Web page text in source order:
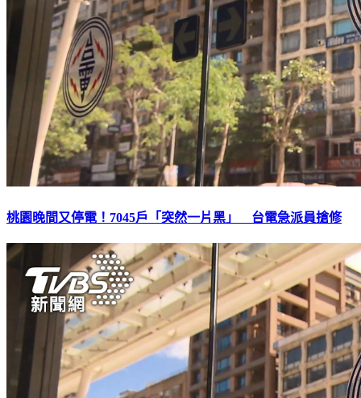
桃園晚間又停電！7045戶「突然一片黑」 台電急派員搶修